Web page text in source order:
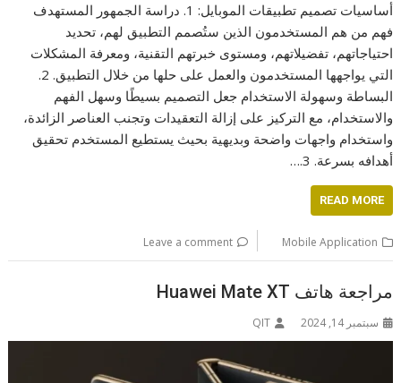
أساسيات تصميم تطبيقات الموبايل: 1. دراسة الجمهور المستهدف
فهم من هم المستخدمون الذين ستُصمم التطبيق لهم، تحديد
احتياجاتهم، تفضيلاتهم، ومستوى خبرتهم التقنية، ومعرفة المشكلات
التي يواجهها المستخدمون والعمل على حلها من خلال التطبيق. 2.
البساطة وسهولة الاستخدام جعل التصميم بسيطًا وسهل الفهم
والاستخدام، مع التركيز على إزالة التعقيدات وتجنب العناصر الزائدة،
واستخدام واجهات واضحة وبديهية بحيث يستطيع المستخدم تحقيق
أهدافه بسرعة. 3.…
READ MORE
Mobile Application
Leave a comment
مراجعة هاتف Huawei Mate XT
سبتمبر 14, 2024 QIT